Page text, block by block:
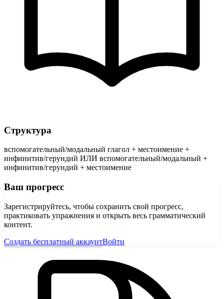
Структура
вспомогательный/модальный глагол + местоимение +
инфинитив/герундий ИЛИ вспомогательный/модальный +
инфинитив/герундий + местоимение
Ваш прогресс
Зарегистрируйтесь, чтобы сохранить свой прогресс,
практиковать упражнения и открыть весь грамматический
контент.
Создать бесплатный аккаунтВойти